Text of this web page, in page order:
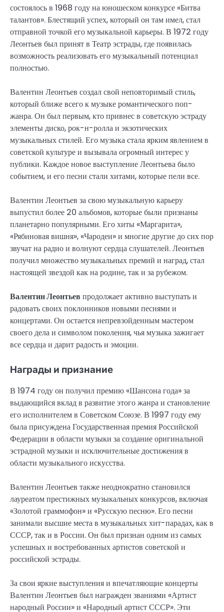
состоялось в 1968 году на юношеском конкурсе «Битва
талантов». Блестящий успех, который он там имел, стал
отправной точкой его музыкальной карьеры. В 1972 году
Леонтьев был принят в Театр эстрады, где появилась
возможность реализовать его музыкальный потенциал
полностью.
Валентин Леонтьев создал свой неповторимый стиль,
который ближе всего к музыке романтического поп-
жанра. Он был первым, кто привнес в советскую эстраду
элементы диско, рок-н-ролла и экзотических
музыкальных стилей. Его музыка стала ярким явлением в
советской культуре и вызывала огромный интерес у
публики. Каждое новое выступление Леонтьева было
событием, и его песни стали хитами, которые пели все.
Валентин Леонтьев за свою музыкальную карьеру
выпустил более 20 альбомов, которые были признаны
планетарно популярными. Его хиты «Маргарита»,
«Рябиновая вишня», «Чародеи» и многие другие до сих пор
звучат на радио и волнуют сердца слушателей. Леонтьев
получил множество музыкальных премий и наград, стал
настоящей звездой как на родине, так и за рубежом.
Валентин Леонтьев продолжает активно выступать и
радовать своих поклонников новыми песнями и
концертами. Он остается непревзойденным мастером
своего дела и символом поколения, чья музыка зажигает
все сердца и дарит радость и эмоции.
Награды и признание
В 1974 году он получил премию «Шансона года» за
выдающийся вклад в развитие этого жанра и становление
его исполнителем в Советском Союзе. В 1997 году ему
была присуждена Государственная премия Российской
Федерации в области музыки за создание оригинальной
эстрадной музыки и исключительные достижения в
области музыкального искусства.
Валентин Леонтьев также неоднократно становился
лауреатом престижных музыкальных конкурсов, включая
«Золотой граммофон» и «Русскую песню». Его песни
занимали высшие места в музыкальных хит-парадах, как в
СССР, так и в России. Он был признан одним из самых
успешных и востребованных артистов советской и
российской эстрады.
За свои яркие выступления и впечатляющие концерты
Валентин Леонтьев был награжден званиями «Артист
народный России» и «Народный артист СССР». Эти